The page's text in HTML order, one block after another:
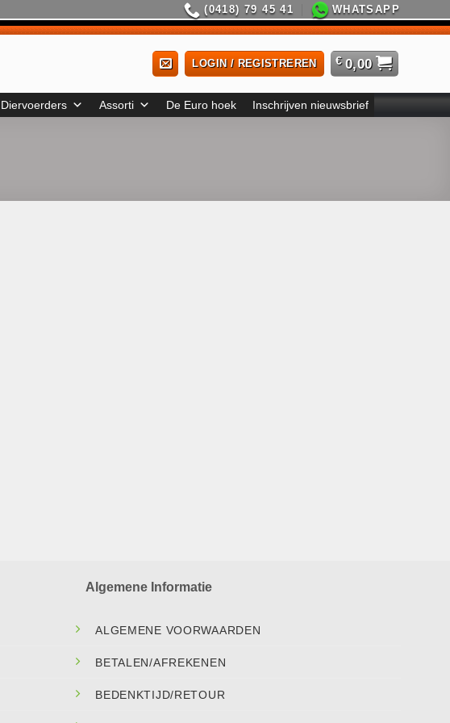
(0418) 79 45 41 WHATSAPP
LOGIN / REGISTREREN € 0,00
Diervoerders Assorti De Euro hoek Inschrijven nieuwsbrief
Algemene Informatie
ALGEMENE VOORWAARDEN
BETALEN/AFREKENEN
BEDENKTIJD/RETOUR